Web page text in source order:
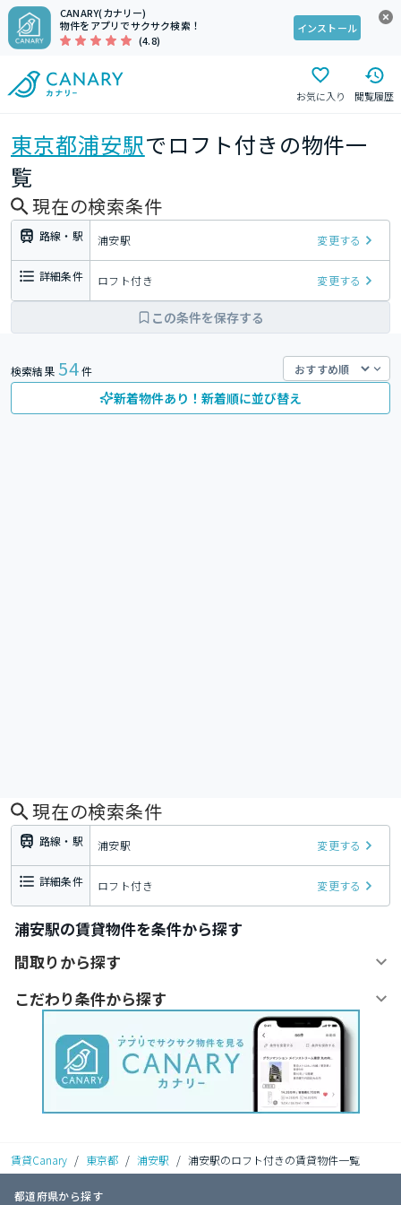
CANARY(カナリー)
物件をアプリでサクサク検索！
(4.8)
インストール
お気に入り 閲覧履歴
東京都浦安駅でロフト付きの物件一
覧
現在の検索条件
路線・駅 浦安駅 変更する
詳細条件 ロフト付き 変更する
この条件を保存する
検索結果 54件
新着物件あり！新着順に並び替え
現在の検索条件
路線・駅 浦安駅 変更する
詳細条件 ロフト付き 変更する
浦安駅の賃貸物件を条件から探す
間取りから探す
こだわり条件から探す
賃貸Canary / 東京都 / 浦安駅 / 浦安駅のロフト付きの賃貸物件一覧
都道府県から探す